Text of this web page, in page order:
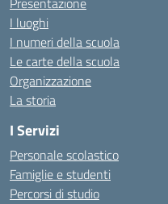
I luoghi
I numeri della scuola
Le carte della scuola
Organizzazione
La storia
I Servizi
Personale scolastico
Famiglie e studenti
Percorsi di studio